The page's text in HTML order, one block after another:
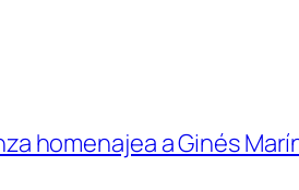
homenajea a Ginés